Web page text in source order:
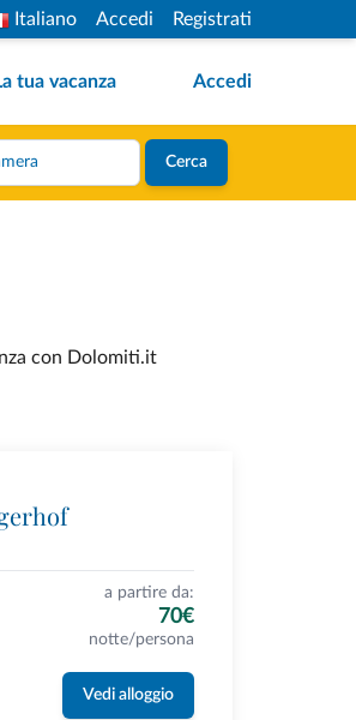
Italiano Accedi Registrati
tua vacanza Accedi
1 camera Cerca
con Dolomiti.it
a partire da:
70€
notte/persona
Vedi alloggio